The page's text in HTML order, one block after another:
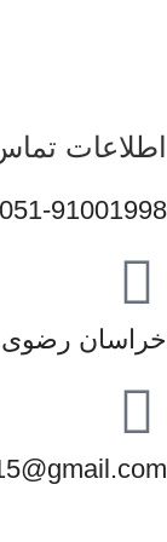
اطلاعات
051-91001998 ؛؛ 09332700706
خراسان رضوی،